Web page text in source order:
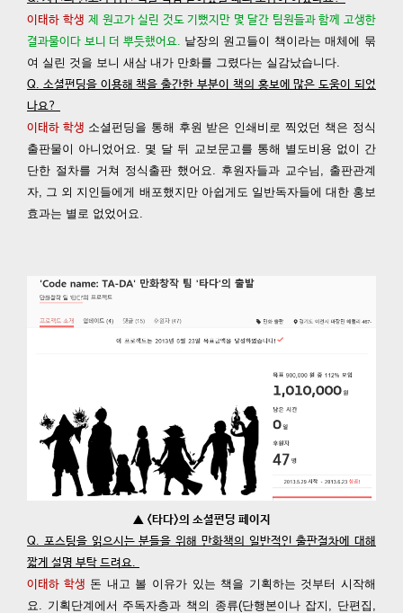
이태하 학생 제 원고가 실린 것도 기뻤지만 몇 달간 팀원들과 함께 고생한
결과물이다 보니 더 뿌듯했어요. 낱장의 원고들이 책이라는 매체에 묶
여 실린 것을 보니 새삼 내가 만화를 그렸다는 실감났습니다.
Q. 소셜펀딩을 이용해 책을 출간한 부분이 책의 홍보에 많은 도움이 되었
나요?
이태하 학생 소셜펀딩을 통해 후원 받은 인쇄비로 찍었던 책은 정식
출판물이 아니었어요. 몇 달 뒤 교보문고를 통해 별도비용 없이 간
단한 절차를 거쳐 정식출판 했어요. 후원자들과 교수님, 출판관계
자, 그 외 지인들에게 배포했지만 아쉽게도 일반독자들에 대한 홍보
효과는 별로 없었어요.
▲ <타다>의 소셜펀딩 페이지
Q. 포스팅을 읽으시는 분들을 위해 만화책의 일반적인 출판절차에 대해
짧게 설명 부탁 드려요.
이태하 학생 돈 내고 볼 이유가 있는 책을 기획하는 것부터 시작해
요. 기획단계에서 주독자층과 책의 종류(단행본이나 잡지, 단편집,